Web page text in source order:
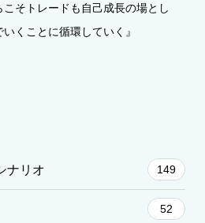
そトレードも自己成長の場とし
くことに循環していく』
ナリオ 149
52